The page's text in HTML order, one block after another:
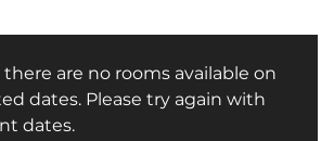
there are no rooms available on
dates. Please try again with
dates.